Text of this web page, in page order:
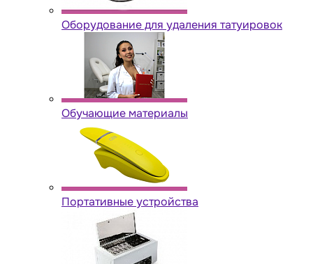
Оборудование для удаления татуировок
Обучающие материалы
Портативные устройства